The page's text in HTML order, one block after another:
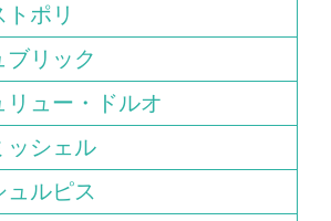
ポリ
リック
ュー・ドルオ
ッシェル
ュルピス